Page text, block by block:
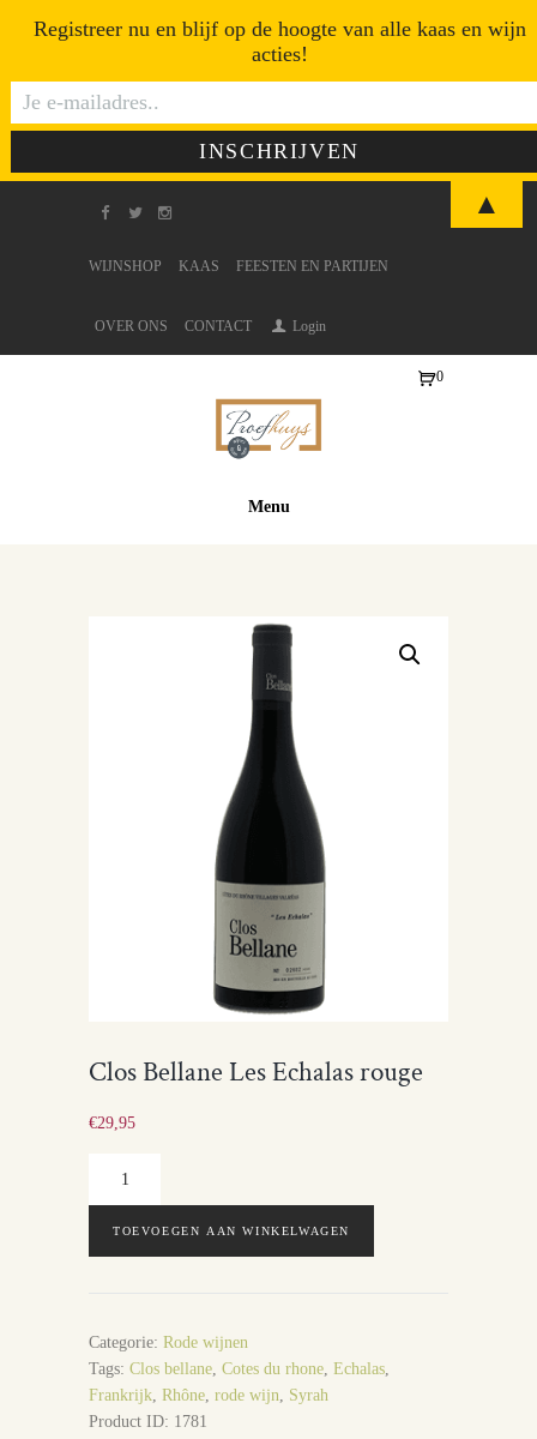
WIJNSHOP KAAS FEESTEN EN PARTIJEN
OVER ONS CONTACT Login
Menu
0
Clos Bellane Les Echalas rouge
€29,95
Bellane
TOEVOEGEN AAN WINKELWAGEN
Categorie: Rode wijnen
Tags: Clos bellane Cotes du rhone Echalas
Frankrijk Rhône rode wijn
Syrah
Product ID: 1781
Registreer nu en blijf op de hoogte van alle kaas en wijn
acties!
▲